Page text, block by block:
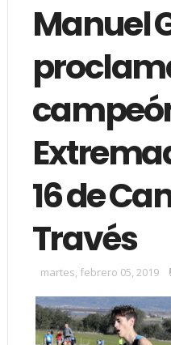
Manuel
16 de
Través
martes, febrero 05, 2019